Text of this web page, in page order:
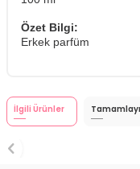
Özet Bilgi:
Erkek parfüm
İlgili Ürünler